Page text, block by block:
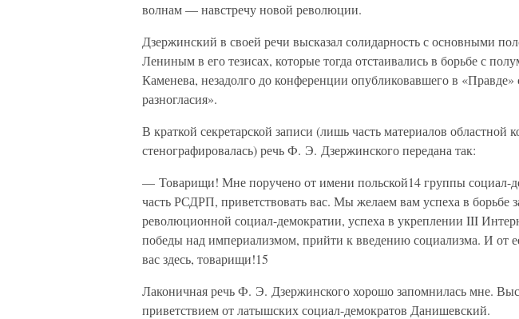
волнам — навстречу новой революции.
Дзержинский в своей речи высказал солидарность с основными
Лениным в его тезисах, которые тогда отстаивались в борьбе с
Каменева, незадолго до конференции опубликовавшего в
разногласия».
В краткой секретарской записи (лишь часть материалов областной
стенографировалась) речь Ф. Э. Дзержинского передана так:
— Товарищи! Мне поручено от имени польской14 группы социал-
часть РСДРП, приветствовать вас. Мы желаем вам успеха в борьбе
революционной социал-демократии, успеха в укреплении III
победы над империализмом, прийти к введению социализма. И от
вас здесь, товарищи!15
Лаконичная речь Ф. Э. Дзержинского хорошо запомнилась мне.
приветствием от латышских социал-демократов Данишевский.